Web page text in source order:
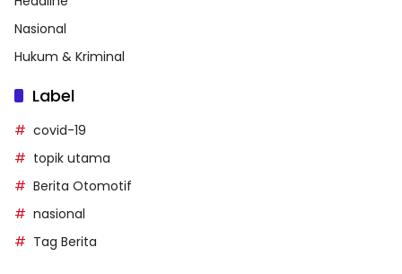
Nasional
Hukum & Kriminal
Label
covid-19
topik utama
Berita Otomotif
nasional
Tag Berita